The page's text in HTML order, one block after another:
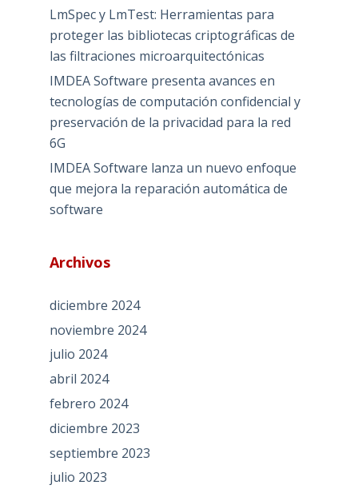
LmSpec y LmTest: Herramientas para
proteger las bibliotecas criptográficas de
las filtraciones microarquitectónicas
IMDEA Software presenta avances en
tecnologías de computación confidencial y
preservación de la privacidad para la red
6G
IMDEA Software lanza un nuevo enfoque
que mejora la reparación automática de
software
Archivos
diciembre 2024
noviembre 2024
julio 2024
abril 2024
febrero 2024
diciembre 2023
septiembre 2023
julio 2023